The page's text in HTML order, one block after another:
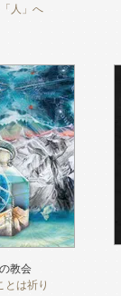
人」へ
教会
とは祈り